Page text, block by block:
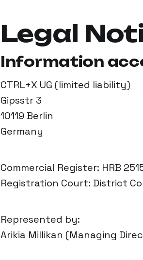
Legal
Information
CTRL+X UG (limited liability)
Gipsstr 3
10119 Berlin
Germany
Commercial Register: HRB
Registration Court: District
Represented by:
Arikia Millikan (Managing